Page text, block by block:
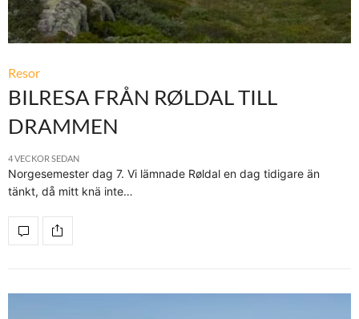
Resor
BILRESA FRÅN RØLDAL TILL
DRAMMEN
4 VECKOR SEDAN
Norgesemester dag 7. Vi lämnade Røldal en dag tidigare än
tänkt, då mitt knä inte…